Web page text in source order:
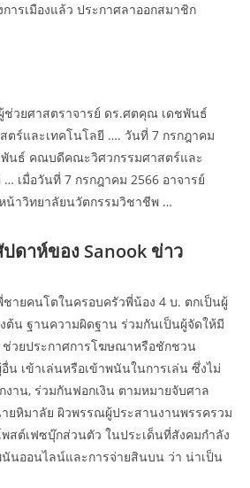
การเมืองแล้ว ประกาศลาออกสมาชิก
ช่วยศาสตราจารย์ ดร.ศตคุณ เดชพันธ์
ร์และเทคโนโลยี …. วันที่ 7 กรกฎาคม
นธ์ คณบดีคณะวิศวกรรมศาสตร์และ
เมื่อวันที่ 7 กรกฎาคม 2566 อาจารย์
น้าวิทยาลัยนวัตกรรมวิชาชีพ …
ดาห์ของ Sanook ข่าว
ายคนโตในครอบครัวพี่น้อง 4 บ. ตกเป็นผู้
ต้น ฐานความผิดฐาน ร่วมกันเป็นผู้จัดให้มี
ช่วยประกาศการโฆษณาหรือชักชวน
น เข้าเล่นหรือเข้าพนันในการเล่น ซึ่งไม่
าน, ร่วมกันฟอกเงิน ตามหมายจับศาล
ยหิมาลัย ผิวพรรณผู้ประสานงานพรรครวม
สต์เฟซบุ๊กส่วนตัว ในประเด็นที่สังคมกำลัง
นันออนไลน์และการจ่ายสินบน ว่า น่าเป็น